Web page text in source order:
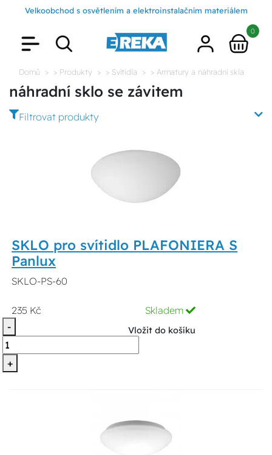
Velkoobchod s osvětlením a elektroinstalačním materiálem
0
Domů > Produkty > Svítidla > Armatury a náhradní skla
náhradní sklo se závitem
Filtrovat produkty
SKLO pro svítidlo PLAFONIERA S
Panlux
SKLO-PS-60
235 Kč
Skladem
-
+
Vložit do košíku